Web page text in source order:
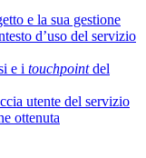
e la sua gestione
d’uso del servizio
e i touchpointdel
utente del servizio
ottenuta